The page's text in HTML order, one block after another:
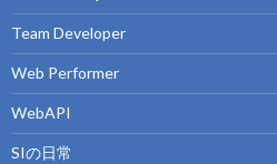
Team Developer
Web Performer
WebAPI
SIの日常